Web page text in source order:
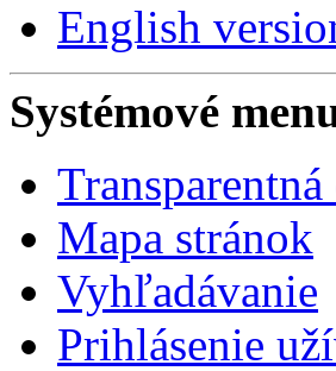
English
Systémové
Transparentná
Mapa stránok
Vyhľadávanie
Prihlásenie